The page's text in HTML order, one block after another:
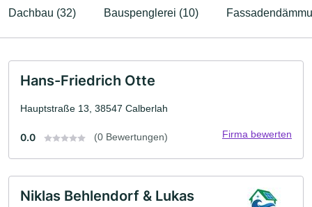
Dachbau (32) Bauspenglerei (10)
Hans-Friedrich Otte
Hauptstraße 13, 38547 Calberlah
0.0 (0 Bewertungen) Firma bewerten
Niklas Behlendorf & Lukas